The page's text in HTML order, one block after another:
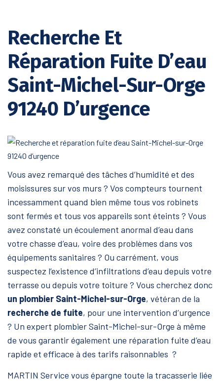
Recherche Et
Réparation Fuite D’eau
Saint-Michel-Sur-Orge
91240 D’urgence
Vous avez remarqué des tâches d’humidité et des
moisissures sur vos murs ? Vos compteurs tournent
incessamment quand bien même tous vos robinets
sont fermés et tous vos appareils sont éteints ? Vous
avez constaté un écoulement anormal d’eau dans
votre chasse d’eau, voire des problèmes dans vos
équipements sanitaires ? Ou carrément, vous
suspectez l’existence d’infiltrations d’eau depuis votre
terrasse ou depuis votre toiture ? Vous cherchez donc
un plombier Saint-Michel-sur-Orge, vétéran de la
recherche de fuite, pour une intervention d’urgence
? Un expert plombier Saint-Michel-sur-Orge à même
de vous garantir également une réparation fuite d’eau
rapide et efficace à des tarifs raisonnables ?
MARTIN Service vous épargne toute la tracasserie liée